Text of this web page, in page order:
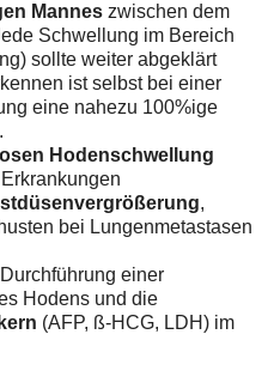
Mannes zwischen dem
Schwellung im Bereich
sollte weiter abgeklärt
ist selbst bei einer
eine nahezu 100%ige
Hodenschwellung
,
bei Lungenmetastasen
einer
Hodens und die
(AFP, ß-HCG, LDH) im